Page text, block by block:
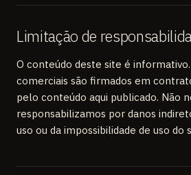
Limitação de
O conteúdo deste site é
comerciais são firmados em
pelo conteúdo aqui publicado. Não
responsabilizamos por danos
uso ou da impossibilidade de uso do